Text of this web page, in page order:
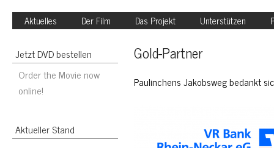
Aktuelles Der Film Das Projekt Unterstützen
Jetzt DVD bestellen
Order the Movie now
online!
Aktueller Stand
Gold-Partner
Paulinchens Jakobsweg bedankt